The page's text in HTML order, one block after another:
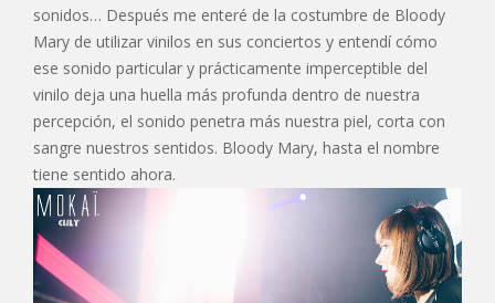
sonidos… Después me enteré de la costumbre de Bloody
Mary de utilizar vinilos en sus conciertos y entendí cómo
ese sonido particular y prácticamente imperceptible del
vinilo deja una huella más profunda dentro de nuestra
percepción, el sonido penetra más nuestra piel, corta con
sangre nuestros sentidos. Bloody Mary, hasta el nombre
tiene sentido ahora.